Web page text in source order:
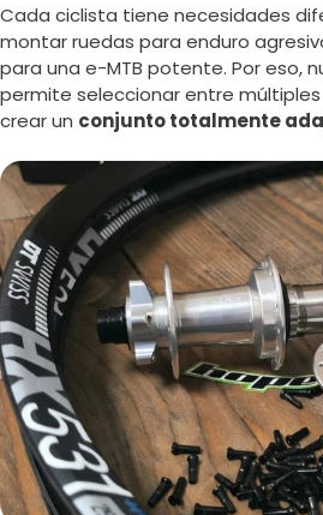
Cada ciclista tiene necesidades
montar ruedas para enduro
para una e-MTB potente. Por eso,
permite seleccionar entre
crear un conjunto totalmente